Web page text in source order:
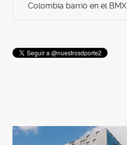
Colombia barrió en el BMX